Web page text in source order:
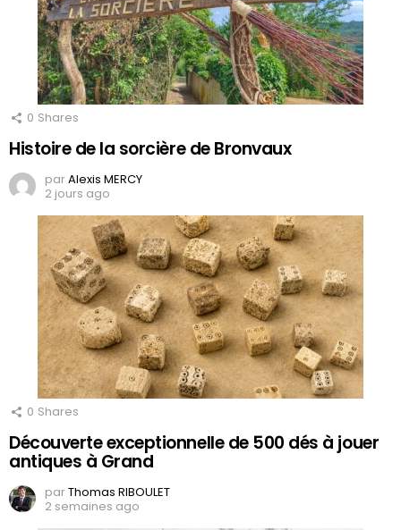
0 Shares
Histoire de la sorcière de Bronvaux
parAlexis MERCY
2 jours ago
0 Shares
Découverte exceptionnelle de 500 dés à jouer
antiques à Grand
parThomas RIBOULET
2 semaines ago